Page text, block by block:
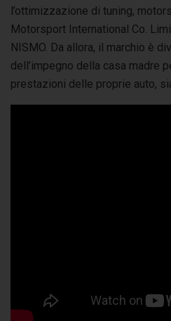
l’ottimizzazione di tuning,
Motorsport International Co.
NISMO. Da allora, il marchio è
dell’impegno della casa madre
prestazioni delle proprie auto,